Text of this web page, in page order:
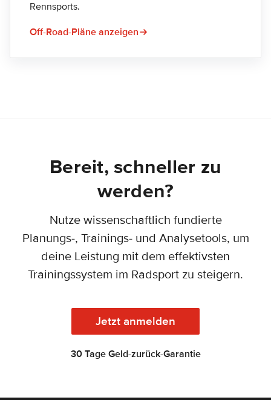
Rennsports.
Off-Road-Pläne anzeigen
Bereit, schneller zu
werden?
Nutze wissenschaftlich fundierte
Planungs-, Trainings- und Analysetools, um
deine Leistung mit dem effektivsten
Trainingssystem im Radsport zu steigern.
Jetzt anmelden
30 Tage Geld-zurück-Garantie